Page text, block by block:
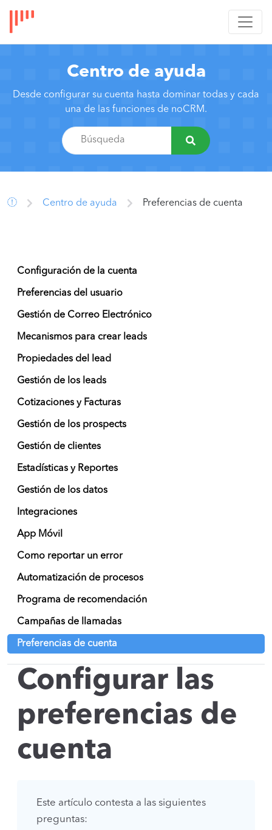
Centro de ayuda
Desde configurar su cuenta hasta dominar todas y cada
una de las funciones de noCRM.
Centro de ayuda Preferencias de cuenta
Configuración de la cuenta
Preferencias del usuario
Gestión de Correo Electrónico
Mecanismos para crear leads
Propiedades del lead
Gestión de los leads
Cotizaciones y Facturas
Gestión de los prospects
Gestión de clientes
Estadísticas y Reportes
Gestión de los datos
Integraciones
App Móvil
Como reportar un error
Automatización de procesos
Programa de recomendación
Campañas de llamadas
Preferencias de cuenta
Configurar las
preferencias de
cuenta
Este artículo contesta a las siguientes
preguntas: